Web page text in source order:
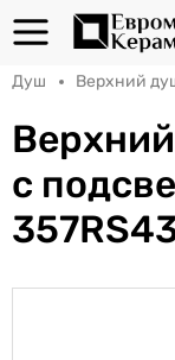
Душ Верхний
с